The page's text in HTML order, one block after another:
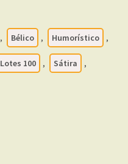
, Bélico , Humorístico ,
Lotes 100 , Sátira ,